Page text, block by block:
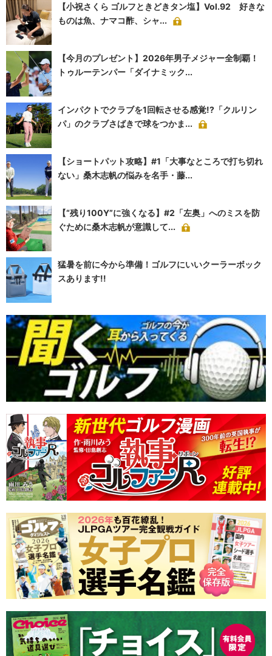
【小祝さくら ゴルフときどきタン塩】Vol.92 好きな
ものは魚、ナマコ酢、シャ...
【今月のプレゼント】2026年男子メジャー全制覇！
トゥルーテンパー「ダイナミック...
インパクトでクラブを1回転させる感覚!?「クルリン
パ」のクラブさばきで球をつかま...
【ショートパット攻略】#1「大事なところで打ち切れ
ない」桑木志帆の悩みを名手・藤...
【“残り100Y”に強くなる】#2「左奥」へのミスを防
ぐために桑木志帆が意識して...
猛暑を前に今から準備！ゴルフにいいクーラーボック
スあります!!